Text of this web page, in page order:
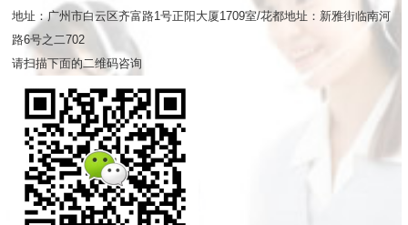
地址：广州市白云区齐富路1号正阳大厦1709室/花都地址：新雅街临南河
路6号之二702
请扫描下面的二维码咨询